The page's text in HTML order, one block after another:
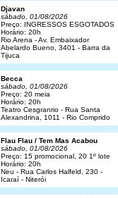
Djavan
sábado, 01/08/2026
Preço: INGRESSOS ESGOTADOS
Horário: 20h
Rio Arena - Av. Embaixador
Abelardo Bueno, 3401 - Barra da
Tijuca
Becca
sábado, 01/08/2026
Preço: 20 meia
Horário: 20h
Teatro Cesgranrio - Rua Santa
Alexandrina, 1011 - Rio Comprido
Flau Flau / Tem Mas Acabou
sábado, 01/08/2026
Preço: 15 promocional, 20 1º lote
Horário: 20h
Neu - Rua Carlos Halfeld, 230 -
Icaraí - Niterói